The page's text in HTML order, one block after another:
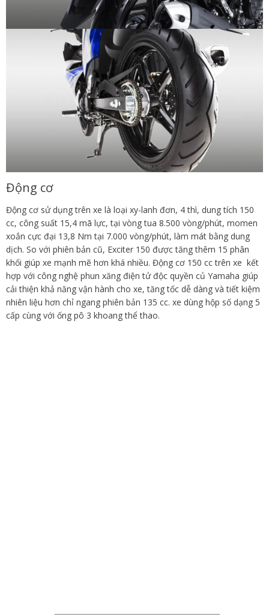
Động cơ
Động cơ sử dụng trên xe là loại xy-lanh đơn, 4 thì, dung tích 150
cc, công suất 15,4 mã lực, tại vòng tua 8.500 vòng/phút, momen
xoắn cực đại 13,8 Nm tại 7.000 vòng/phút, làm mát bằng dung
dịch. So với phiên bản cũ, Exciter 150 được tăng thêm 15 phân
khối giúp xe mạnh mẽ hơn khá nhiều. Động cơ 150 cc trên xe kết
hợp với công nghệ phun xăng điện tử độc quyền củ Yamaha giúp
cải thiện khả năng vận hành cho xe, tăng tốc dễ dàng và tiết kiệm
nhiên liệu hơn chỉ ngang phiên bản 135 cc. xe dùng hộp số dạng 5
cấp cùng với ống pô 3 khoang thể thao.